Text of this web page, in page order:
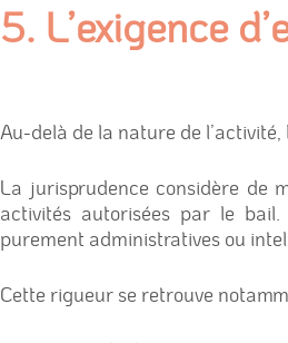
5. L’exigence
Au-delà de la nature de
La jurisprudence considère de
activités autorisées par le bail.
purement administratives ou
Cette rigueur se retrouve